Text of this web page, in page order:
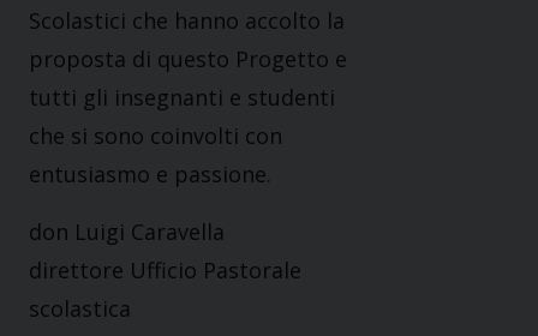
Scolastici che hanno accolto la
proposta di questo Progetto e
tutti gli insegnanti e studenti
che si sono coinvolti con
entusiasmo e passione.
don Luigi Caravella
direttore Ufficio Pastorale
scolastica